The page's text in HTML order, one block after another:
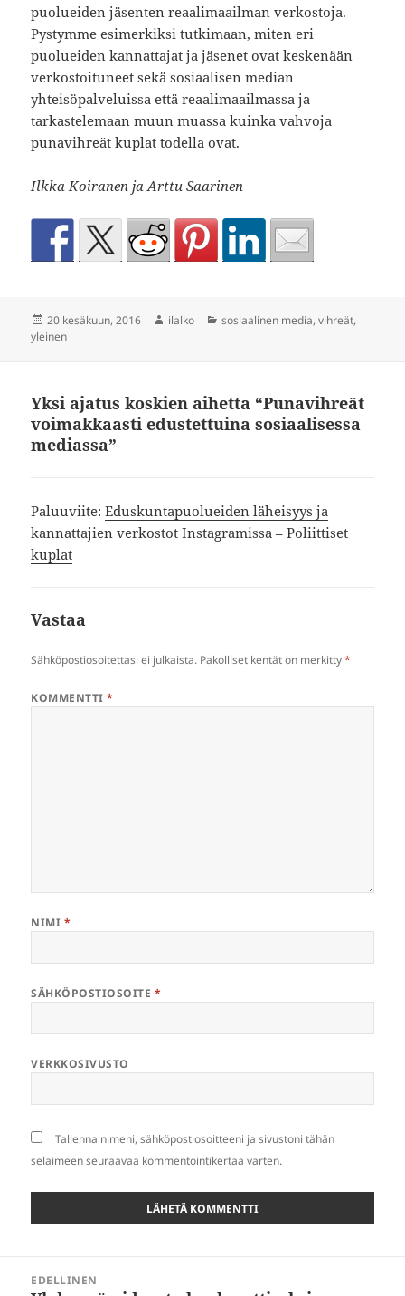
puolueiden jäsenten reaalimaailman verkostoja.
Pystymme esimerkiksi tutkimaan, miten eri
puolueiden kannattajat ja jäsenet ovat keskenään
verkostoituneet sekä sosiaalisen median
yhteisöpalveluissa että reaalimaailmassa ja
tarkastelemaan muun muassa kuinka vahvoja
punavihreät kuplat todella ovat.
Ilkka Koiranen ja Arttu Saarinen
Julkaistu
20 kesäkuun, 2016 Kirjoittaja
ilalko Kategoriat
sosiaalinen media,vihreät,
yleinen
Yksi ajatus koskien aihetta “Punavihreät
voimakkaasti edustettuina sosiaalisessa
mediassa”
Paluuviite:Eduskuntapuolueiden läheisyys ja
kannattajien verkostot Instagramissa – Poliittiset
kuplat
Vastaa
Sähköpostiosoitettasi ei julkaista. Pakolliset kentät on merkitty*
KOMMENTTI*
NIMI *
SÄHKÖPOSTIOSOITE *
VERKKOSIVUSTO
Tallenna nimeni, sähköpostiosoitteeni ja sivustoni tähän
selaimeen seuraavaa kommentointikertaa varten.
selausEDELLINEN